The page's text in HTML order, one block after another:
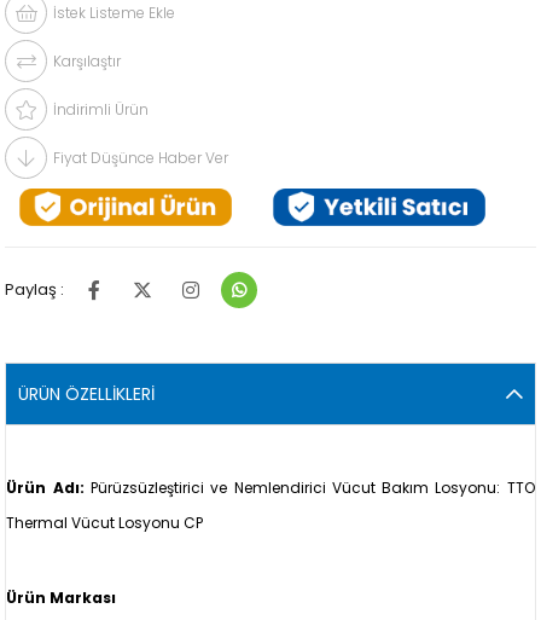
İstek Listeme Ekle
Karşılaştır
İndirimli Ürün
Fiyat Düşünce Haber Ver
Paylaş :
ÜRÜN ÖZELLIKLERI
Ürün Adı: Pürüzsüzleştirici ve Nemlendirici Vücut Bakım Losyonu: TTO
Thermal Vücut Losyonu CP
Ürün Markası